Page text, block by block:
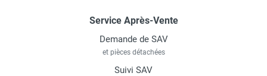
Service Après-Vente
Demande de SAV
et pièces détachées
Suivi SAV